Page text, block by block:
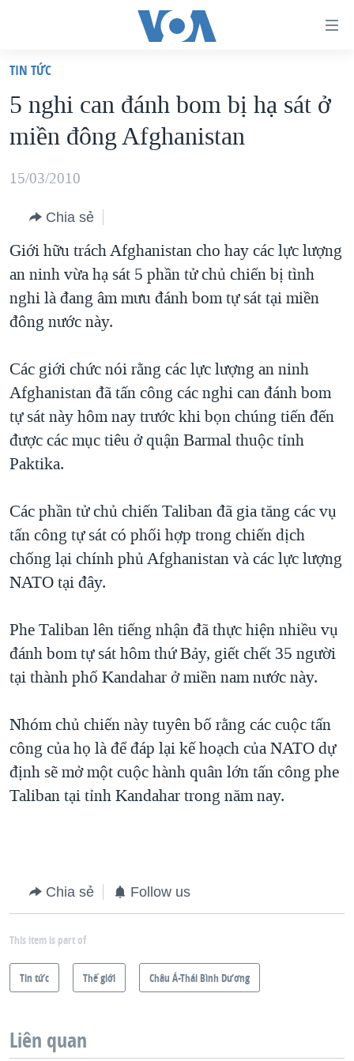
truy
cập
Tới
dung
chính
điều
hướng
chính
Đi
"Tìm"
VIỆT NAM
HOA KỲ
BIỂN ĐÔNG
BLOG
DIỄN ĐÀN
MỤC
TỰ DO BÁO CHÍ
NGƯỜI VIỆT HẢI NGOẠI
ĐỜI SỐNG
KINH TẾ
KHOA HỌC
VĂN HOÁ
THỂ THAO
GIÁO DỤC
CHUYÊN ĐỀ
HÀNH TRÌNH BẦU CỬ 2024
MỘT NĂM CHIẾN TRANH TẠI DẢI GAZA
GIẢI MÃ VÀNH ĐAI & CON ĐƯỜNG
NGÀY TỊ NẠN THẾ GIỚI
GROUND ZERO – XƯA VÀ NAY
CHI PHÍ CHIẾN TRANH AFGHANISTAN
CÁC GIÁ TRỊ CỘNG HÒA Ở VIỆT NAM
TRỊNH VĨNH BÌNH VS. CHÍNH PHỦ VIỆT NAM
NGƯ DÂN VIỆT VÀ LÀN SÓNG TRỘM HẢI SÂM
QUAN HỆ VIỆT MỸ
VIDEO
NGHE
MẠNG XÃ HỘI
Ngôn ngữ khác
TIN TỨC
5 nghi can đánh bom bị hạ sát ở
miền đông Afghanistan
15/03/2010
Chia sẻ
Giới hữu trách Afghanistan cho hay các lực lượng
an ninh vừa hạ sát 5 phần tử chủ chiến bị tình
nghi là đang âm mưu đánh bom tự sát tại miền
đông nước này.
Các giới chức nói rằng các lực lượng an ninh
Afghanistan đã tấn công các nghi can đánh bom
tự sát này hôm nay trước khi bọn chúng tiến đến
được các mục tiêu ở quận Barmal thuộc tỉnh
Paktika.
Các phần tử chủ chiến Taliban đã gia tăng các vụ
tấn công tự sát có phối hợp trong chiến dịch
chống lại chính phủ Afghanistan và các lực lượng
NATO tại đây.
Phe Taliban lên tiếng nhận đã thực hiện nhiều vụ
đánh bom tự sát hôm thứ Bảy, giết chết 35 người
tại thành phố Kandahar ở miền nam nước này.
Nhóm chủ chiến này tuyên bố rằng các cuộc tấn
công của họ là để đáp lại kế hoạch của NATO dự
định sẽ mở một cuộc hành quân lớn tấn công phe
Taliban tại tỉnh Kandahar trong năm nay.
Chia sẻ Follow us
This item is part of
Tin tức Thế giới Châu Á-Thái Bình Dương
Liên quan